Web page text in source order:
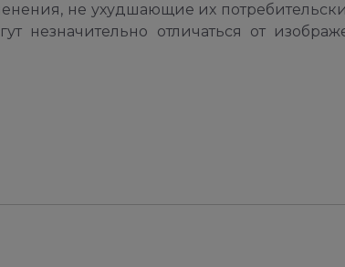
не ухудшающие их
незначительно отличаться от